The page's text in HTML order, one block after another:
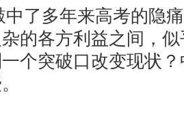
中了多年来高考的隐
的各方利益之间，
个突破口改变现状